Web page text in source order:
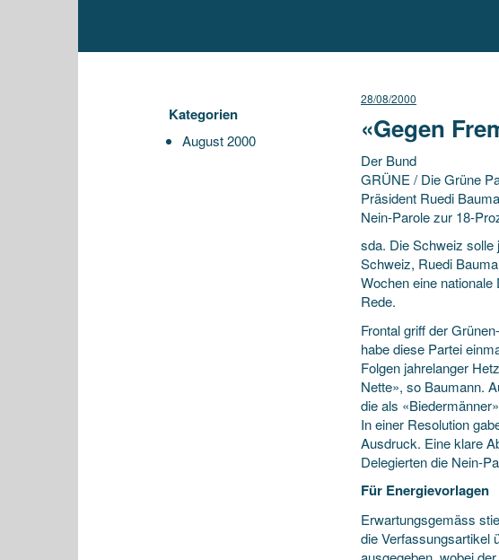
Kategorien
August 2000
28/08/2000
«Gegen
Der Bund
GRÜNE / Die Grüne
Präsident Ruedi
Nein-Parole zur 18-
sda. Die Schweiz solle
Schweiz, Ruedi
Wochen eine
Rede.
Frontal griff der
habe diese Partei
Folgen jahrelanger
Nette», so Baumann.
die als
In einer Resolution
Ausdruck. Eine klare
Delegierten die Nein-
Für Energievorlagen
Erwartungsgemäss
die Verfassungsartikel